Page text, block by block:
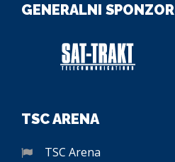
GENERALNI SPONZOR
TSC ARENA
TSC Arena